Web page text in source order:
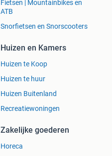
Fietsen | Mountainbikes en
ATB
Snorfietsen en Snorscooters
Huizen en Kamers
Huizen te Koop
Huizen te huur
Huizen Buitenland
Recreatiewoningen
Zakelijke goederen
Horeca